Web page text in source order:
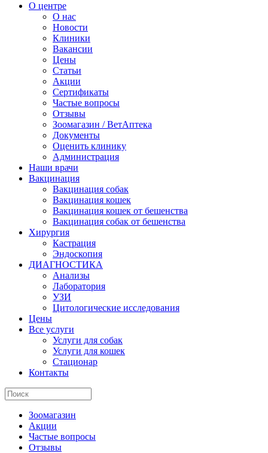
О центре
О нас
Новости
Клиники
Вакансии
Цены
Статьи
Акции
Сертификаты
Частые вопросы
Отзывы
Зоомагазин / ВетАптека
Документы
Оценить клинику
Администрация
Наши врачи
Вакцинация
Вакцинация собак
Вакцинация кошек
Вакцинация кошек от бешенства
Вакцинация собак от бешенства
Хирургия
Кастрация
Эндоскопия
ДИАГНОСТИКА
Анализы
Лаборатория
УЗИ
Цитологические исследования
Цены
Все услуги
Услуги для собак
Услуги для кошек
Стационар
Контакты
Зоомагазин
Акции
Частые вопросы
Отзывы